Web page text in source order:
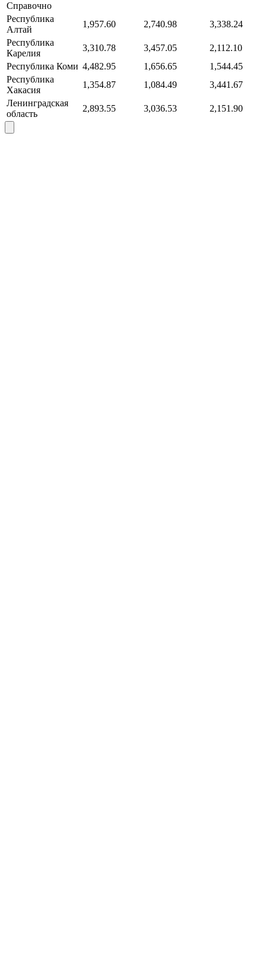
Справочно
Республика
Алтай
1,957.60 2,740.98
3,338.24
Республика
Карелия
3,310.78 3,457.05
2,112.10
Республика Коми 4,482.95 1,656.65
1,544.45
Республика
Хакасия
1,354.87 1,084.49
3,441.67
Ленинградская
область
2,893.55 3,036.53 2,151.90